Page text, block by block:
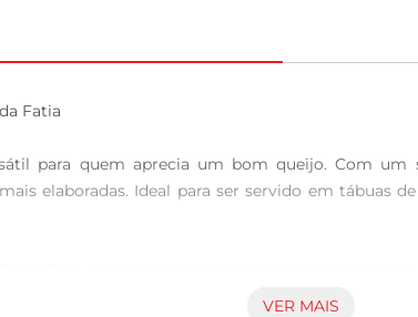
Fatia
para quem aprecia um bom queijo. Com
elaboradas. Ideal para ser servido em tábuas
só um queijo de qualidade pode oferecer. É
VER MAIS